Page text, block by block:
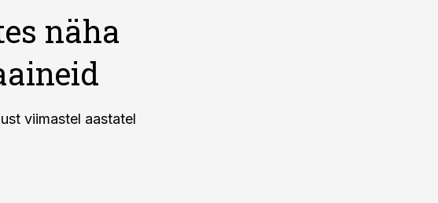
näha
viimastel aastatel